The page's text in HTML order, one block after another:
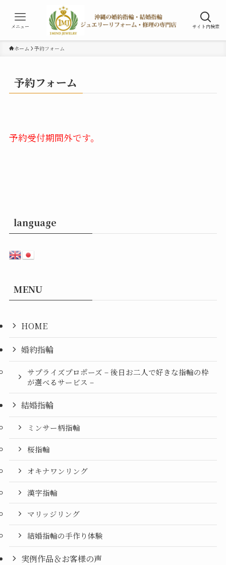
サイト内検索
メニュー
ホーム 予約フォーム
予約フォーム
予約受付期間外です。
language
MENU
HOME
婚約指輪
サプライズプロポーズ – 後日お二人で好きな指輪の枠
が選べるサービス –
結婚指輪
ミンサー柄指輪
桜指輪
オキナワンリング
漢字指輪
マリッジリング
結婚指輪の手作り体験
実例作品＆お客様の声